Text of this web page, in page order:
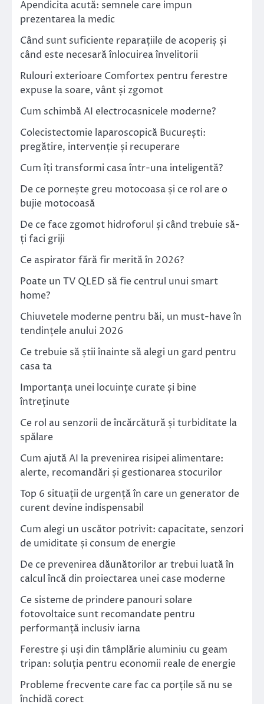
Apendicita acută: semnele care impun
prezentarea la medic
Când sunt suficiente reparațiile de acoperiș și
când este necesară înlocuirea învelitorii
Rulouri exterioare Comfortex pentru ferestre
expuse la soare, vânt și zgomot
Cum schimbă AI electrocasnicele moderne?
Colecistectomie laparoscopică București:
pregătire, intervenție și recuperare
Cum îți transformi casa într-una inteligentă?
De ce pornește greu motocoasa și ce rol are o
bujie motocoasă
De ce face zgomot hidroforul și când trebuie să-
ți faci griji
Ce aspirator fără fir merită în 2026?
Poate un TV QLED să fie centrul unui smart
home?
Chiuvetele moderne pentru băi, un must-have în
tendințele anului 2026
Ce trebuie să știi înainte să alegi un gard pentru
casa ta
Importanța unei locuințe curate și bine
întreținute
Ce rol au senzorii de încărcătură și turbiditate la
spălare
Cum ajută AI la prevenirea risipei alimentare:
alerte, recomandări și gestionarea stocurilor
Top 6 situații de urgență în care un generator de
curent devine indispensabil
Cum alegi un uscător potrivit: capacitate, senzori
de umiditate și consum de energie
De ce prevenirea dăunătorilor ar trebui luată în
calcul încă din proiectarea unei case moderne
Ce sisteme de prindere panouri solare
fotovoltaice sunt recomandate pentru
performanță inclusiv iarna
Ferestre și uși din tâmplărie aluminiu cu geam
tripan: soluția pentru economii reale de energie
Probleme frecvente care fac ca porțile să nu se
închidă corect